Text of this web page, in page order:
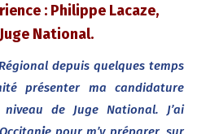
: Philippe Lacaze,
National.
depuis quelques temps
présenter ma candidature
de Juge National. J’ai